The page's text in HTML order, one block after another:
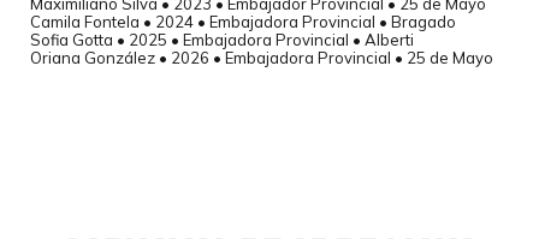
Camila Fontela • 2024 • Embajadora Provincial • Bragado
Sofia Gotta • 2025 • Embajadora Provincial • Alberti
Oriana González • 2026 • Embajadora Provincial • 25 de Mayo